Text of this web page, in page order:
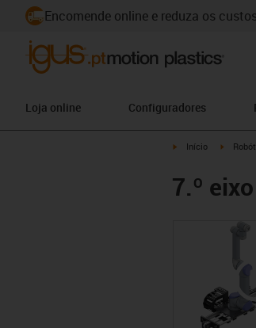
Encomende online e reduza os
Loja online Configuradores
igus-icon-arrow-
Início igus-
7.º